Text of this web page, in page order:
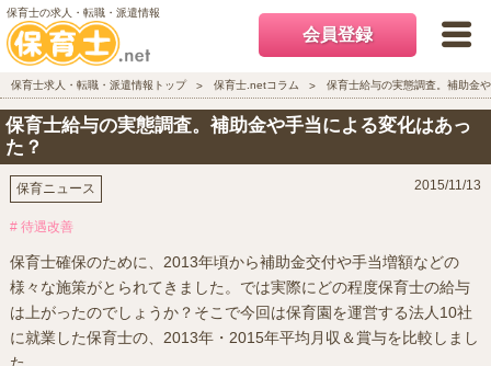
保育士の求人・転職・派遣情報
会員登録
保育士求人・転職・派遣情報トップ 保育士.netコラム 保育士給与の実態調査。補助金
保育士給与の実態調査。補助金や手当による変化はあっ
た？
保育ニュース 2015/11/13
# 待遇改善
保育士確保のために、2013年頃から補助金交付や手当増額などの
様々な施策がとられてきました。では実際にどの程度保育士の給与
は上がったのでしょうか？そこで今回は保育園を運営する法人10社
に就業した保育士の、2013年・2015年平均月収＆賞与を比較しまし